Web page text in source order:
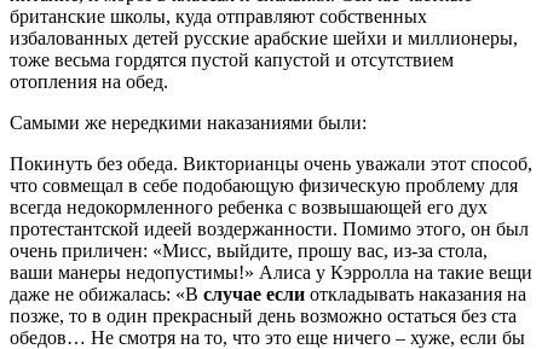
британские школы, куда отправляют собственных
избалованных детей русские арабские шейхи и миллионеры,
тоже весьма гордятся пустой капустой и отсутствием
отопления на обед.
Самыми же нередкими наказаниями были:
Покинуть без обеда. Викторианцы очень уважали этот способ,
что совмещал в себе подобающую физическую проблему для
всегда недокормленного ребенка с возвышающей его дух
протестантской идеей воздержанности. Помимо этого, он был
очень приличен: «Мисс, выйдите, прошу вас, из-за стола,
ваши манеры недопустимы!» Алиса у Кэрролла на такие вещи
даже не обижалась: «В случае если откладывать наказания на
позже, то в один прекрасный день возможно остаться без ста
обедов… Не смотря на то, что это еще ничего – хуже, если бы